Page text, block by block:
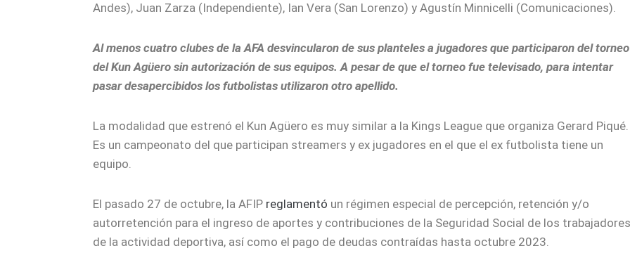
Andes), Juan Zarza (Independiente), Ian Vera (San Lorenzo) y Agustín Minnicelli (Comunicaciones).
Al menos cuatro clubes de la AFA desvincularon de sus planteles a jugadores que participaron del torneo
del Kun Agüero sin autorización de sus equipos. A pesar de que el torneo fue televisado, para intentar
pasar desapercibidos los futbolistas utilizaron otro apellido.
La modalidad que estrenó el Kun Agüero es muy similar a la Kings League que organiza Gerard Piqué.
Es un campeonato del que participan streamers y ex jugadores en el que el ex futbolista tiene un
equipo.
El pasado 27 de octubre, la AFIP reglamentó un régimen especial de percepción, retención y/o
autorretención para el ingreso de aportes y contribuciones de la Seguridad Social de los trabajadores
de la actividad deportiva, así como el pago de deudas contraídas hasta octubre 2023.